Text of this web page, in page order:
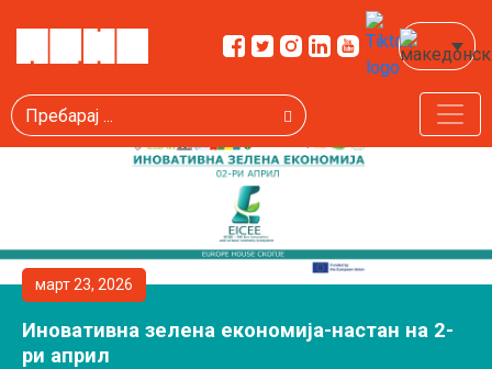
март 23, 2026
Иновативна зелена економија-настан на 2-
ри април